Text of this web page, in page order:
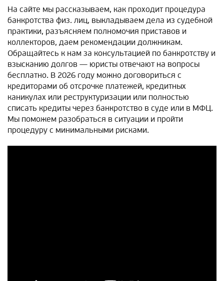
На сайте мы рассказываем, как проходит процедура
банкротства физ. лиц, выкладываем дела из судебной
практики, разъясняем полномочия приставов и
коллекторов, даем рекомендации должникам.
Обращайтесь к нам за консультацией по банкротству и
взысканию долгов — юристы отвечают на вопросы
бесплатно. В 2026 году можно договориться с
кредиторами об отсрочке платежей, кредитных
каникулах или реструктуризации или полностью
списать кредиты через банкротство в суде или в МФЦ.
Мы поможем разобраться в ситуации и пройти
процедуру с минимальными рисками.